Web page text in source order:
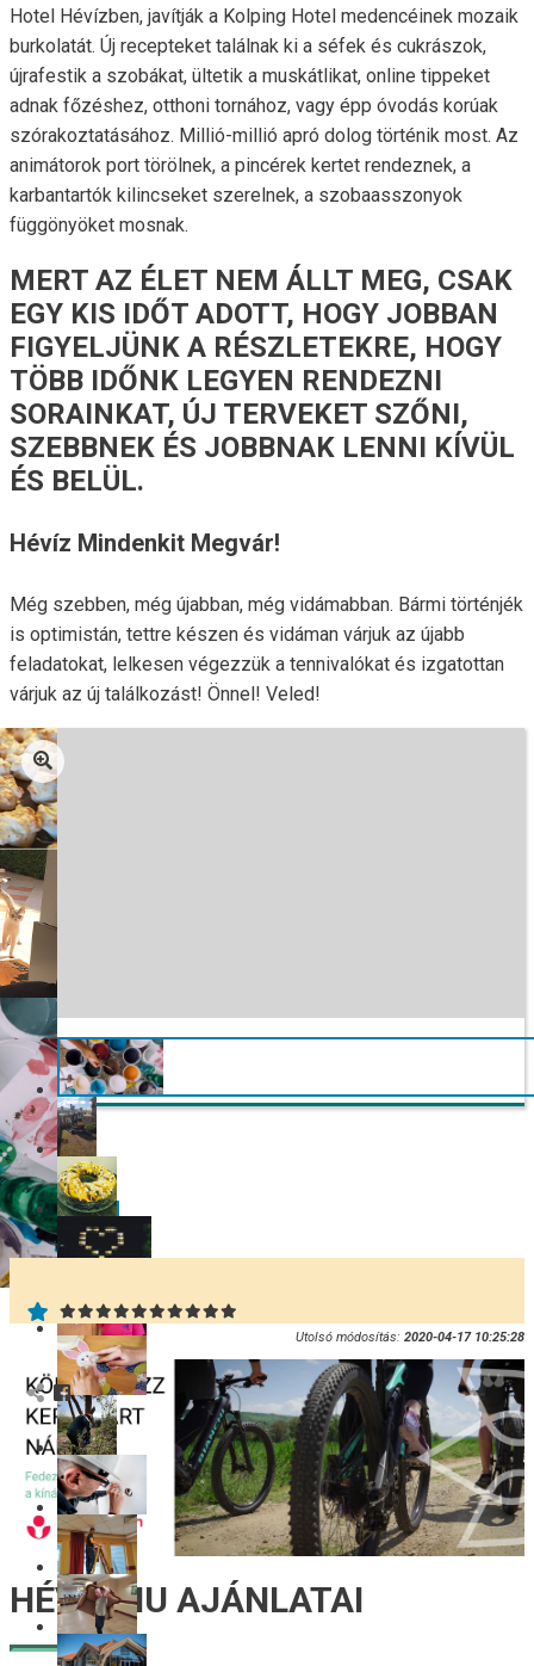
Hotel Hévízben, javítják a Kolping Hotel medencéinek mozaik
burkolatát. Új recepteket találnak ki a séfek és cukrászok,
újrafestik a szobákat, ültetik a muskátlikat, online tippeket
adnak főzéshez, otthoni tornához, vagy épp óvodás korúak
szórakoztatásához. Millió-millió apró dolog történik most. Az
animátorok port törölnek, a pincérek kertet rendeznek, a
karbantartók kilincseket szerelnek, a szobaasszonyok
függönyöket mosnak.
MERT AZ ÉLET NEM ÁLLT MEG, CSAK
EGY KIS IDŐT ADOTT, HOGY JOBBAN
FIGYELJÜNK A RÉSZLETEKRE, HOGY
TÖBB IDŐNK LEGYEN RENDEZNI
SORAINKAT, ÚJ TERVEKET SZŐNI,
SZEBBNEK ÉS JOBBNAK LENNI KÍVÜL
ÉS BELÜL.
Hévíz Mindenkit Megvár!
Még szebben, még újabban, még vidámabban. Bármi történjék
is optimistán, tettre készen és vidáman várjuk az újabb
feladatokat, lelkesen végezzük a tennivalókat és izgatottan
várjuk az új találkozást! Önnel! Veled!
Címkék:
Hévíz Hévíz
Utolsó módosítás: 2020-04-17 10:25:28
HÉVÍZ.HU AJÁNLATAI